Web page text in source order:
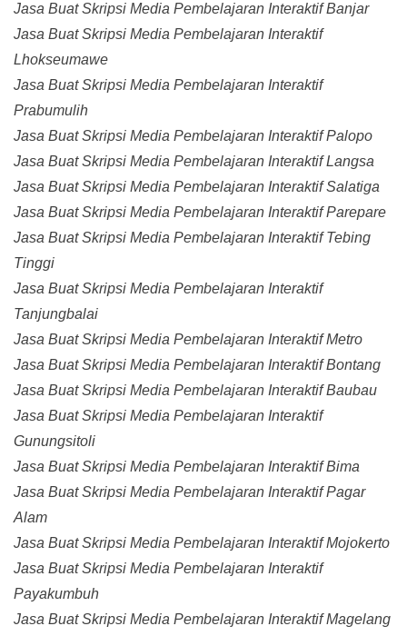
Jasa Buat Skripsi Media Pembelajaran Interaktif Banjar
Jasa Buat Skripsi Media Pembelajaran Interaktif
Lhokseumawe
Jasa Buat Skripsi Media Pembelajaran Interaktif
Prabumulih
Jasa Buat Skripsi Media Pembelajaran Interaktif Palopo
Jasa Buat Skripsi Media Pembelajaran Interaktif Langsa
Jasa Buat Skripsi Media Pembelajaran Interaktif Salatiga
Jasa Buat Skripsi Media Pembelajaran Interaktif Parepare
Jasa Buat Skripsi Media Pembelajaran Interaktif Tebing
Tinggi
Jasa Buat Skripsi Media Pembelajaran Interaktif
Tanjungbalai
Jasa Buat Skripsi Media Pembelajaran Interaktif Metro
Jasa Buat Skripsi Media Pembelajaran Interaktif Bontang
Jasa Buat Skripsi Media Pembelajaran Interaktif Baubau
Jasa Buat Skripsi Media Pembelajaran Interaktif
Gunungsitoli
Jasa Buat Skripsi Media Pembelajaran Interaktif Bima
Jasa Buat Skripsi Media Pembelajaran Interaktif Pagar
Alam
Jasa Buat Skripsi Media Pembelajaran Interaktif Mojokerto
Jasa Buat Skripsi Media Pembelajaran Interaktif
Payakumbuh
Jasa Buat Skripsi Media Pembelajaran Interaktif Magelang